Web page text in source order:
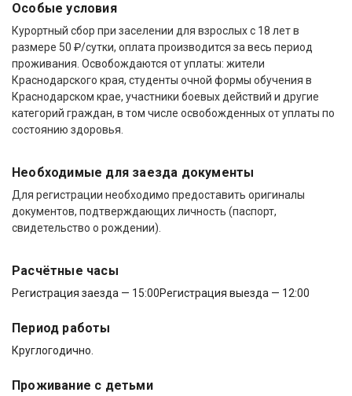
Особые условия
Курортный сбор при заселении для взрослых с 18 лет в
размере 50 ₽/сутки, оплата производится за весь период
проживания. Освобождаются от уплаты: жители
Краснодарского края, студенты очной формы обучения в
Краснодарском крае, участники боевых действий и другие
категорий граждан, в том числе освобожденных от уплаты по
состоянию здоровья.
Необходимые для заезда документы
Для регистрации необходимо предоставить оригиналы
документов, подтверждающих личность (паспорт,
свидетельство о рождении).
Расчётные часы
Регистрация заезда — 15:00Регистрация выезда — 12:00
Период работы
Круглогодично.
Проживание с детьми